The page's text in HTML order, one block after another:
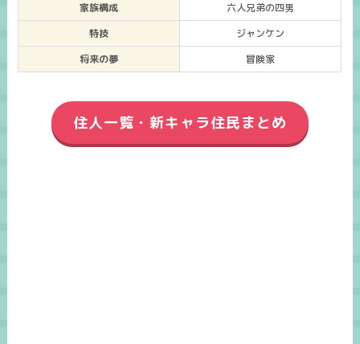
家族構成
六人兄弟の四男
特技
ジャンケン
将来の夢
冒険家
住人一覧・新キャラ住民まとめ